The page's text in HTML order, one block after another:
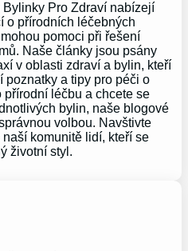
Pro Zdraví nabízejí
o přírodních léčebných
pomoci při řešení
Naše články jsou psány
v oblasti zdraví a bylin, kteří
a tipy pro péči o
léčbu a chcete se
bylin, naše blogové
volbou. Navštivte
komunitě lidí, kteří se
životní styl.